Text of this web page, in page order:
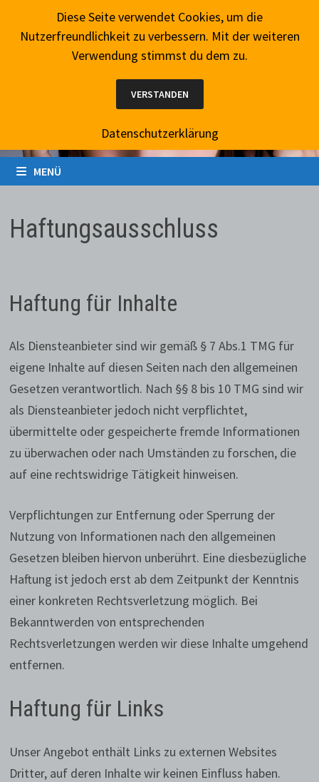
Inhalt
7. August 2026
MENÜ
Haftungsausschluss
Haftung für Inhalte
Als Diensteanbieter sind wir gemäß § 7 Abs.1 TMG für
eigene Inhalte auf diesen Seiten nach den allgemeinen
Gesetzen verantwortlich. Nach §§ 8 bis 10 TMG sind wir
als Diensteanbieter jedoch nicht verpflichtet,
übermittelte oder gespeicherte fremde Informationen
zu überwachen oder nach Umständen zu forschen, die
auf eine rechtswidrige Tätigkeit hinweisen.
Verpflichtungen zur Entfernung oder Sperrung der
Nutzung von Informationen nach den allgemeinen
Gesetzen bleiben hiervon unberührt. Eine diesbezügliche
Haftung ist jedoch erst ab dem Zeitpunkt der Kenntnis
einer konkreten Rechtsverletzung möglich. Bei
Bekanntwerden von entsprechenden
Rechtsverletzungen werden wir diese Inhalte umgehend
entfernen.
Haftung für Links
Unser Angebot enthält Links zu externen Websites
Dritter, auf deren Inhalte wir keinen Einfluss haben.
Diese Seite verwendet Cookies, um die
Nutzerfreundlichkeit zu verbessern. Mit der weiteren
Verwendung stimmst du dem zu.
VERSTANDEN
Datenschutzerklärung